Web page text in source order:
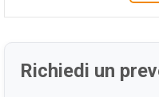
Richiedi un